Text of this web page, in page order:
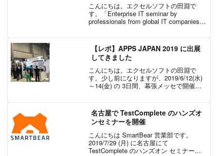
こんにちは。エクセルソフトの田淵で
す。「Enterprise IT seminar by
professionals from global IT companies
【レポ】APPS JAPAN 2019 に出展
してきました
こんにちは。エクセルソフトの田淵で
す。少し前になりますが、2019/6/12(水)
～14(金) の 3日間、幕張メッセで開催さ
2019/5/8(水...
名古屋で TestComplete のハンズオ
ンセミナーを開催
こんにちは SmartBear 営業部です。
2019/7/29 (月) に名古屋にて
TestComplete のハンズオン セミナーを